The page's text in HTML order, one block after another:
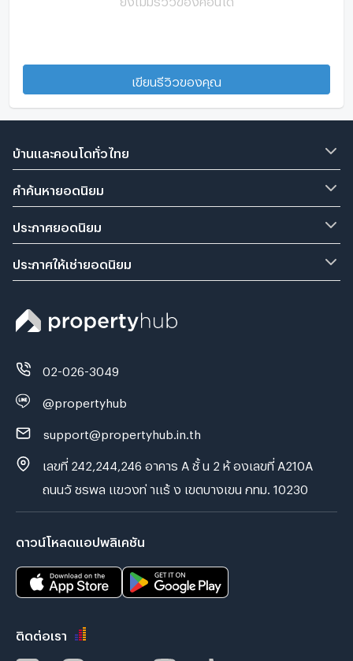
เขียนรีวิวของคุณ
บ้านและคอนโดทั่วไทย
คำค้นหายอดนิยม
ประกาศยอดนิยม
ประกาศให้เช่ายอดนิยม
02-026-3049
@propertyhub
support@propertyhub.in.th
เลขที่ 242,244,246 อาคาร A ชั้ น 2 ห้ องเลขที่ A210A
ถนนวั ชรพล แขวงท่ าแร้ ง เขตบางเขน กทม. 10230
ดาวน์โหลดแอปพลิเคชัน
ติดต่อเรา